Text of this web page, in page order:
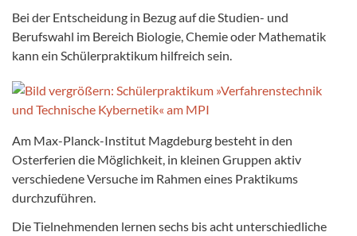
Bei der Entscheidung in Bezug auf die Studien- und
Berufswahl im Bereich Biologie, Chemie oder Mathematik
kann ein Schülerpraktikum hilfreich sein.
Am Max-Planck-Institut Magdeburg besteht in den
Osterferien die Möglichkeit, in kleinen Gruppen aktiv
verschiedene Versuche im Rahmen eines Praktikums
durchzuführen.
Die Tielnehmenden lernen sechs bis acht unterschiedliche